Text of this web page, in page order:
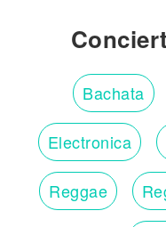
Bachata
Electronica
Reggae